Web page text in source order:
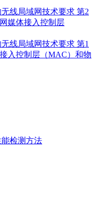
线局域网技术要求 第2
媒体接入控制层
线局域网技术要求 第1
入控制层（MAC）和物
检测方法